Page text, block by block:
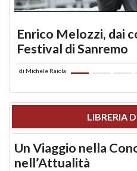
Enrico Melozzi, dai
Festival di Sanremo
di Michele Raiola
LIBRERIA
Un Viaggio nella
nell’Attualità